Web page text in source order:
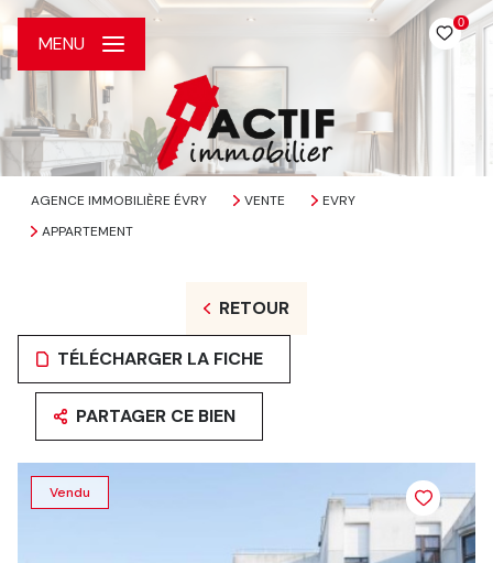
0
MENU
AGENCE IMMOBILIÈRE ÉVRY VENTE
EVRY
APPARTEMENT
RETOUR
TÉLÉCHARGER LA FICHE
PARTAGER CE BIEN
Vendu